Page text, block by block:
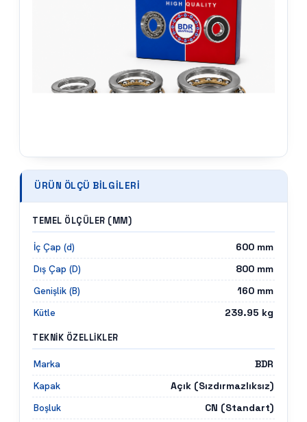
ÜRÜN ÖLÇÜ BILGILERI
TEMEL ÖLÇÜLER (MM)
İç Çap (d) 600 mm
Dış Çap (D)
800 mm
Genişlik (B)
160 mm
Kütle
239.95 kg
TEKNIK ÖZELLIKLER
Marka
BDR
Kapak
Açık (Sızdırmazlıksız)
Boşluk
CN (Standart)